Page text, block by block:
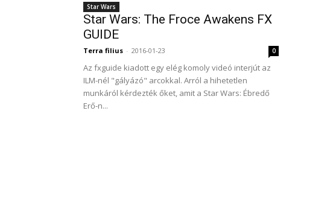
Star Wars
Star Wars: The Froce Awakens FX
GUIDE
Terra filius - 2016-01-23 0
Az fxguide kiadott egy elég komoly videó interjút az
ILM-nél "gályázó" arcokkal. Arról a hihetetlen
munkáról kérdezték őket, amit a Star Wars: Ébredő
Erő-n...